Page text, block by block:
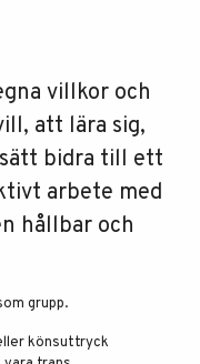
villkor och
att lära sig,
sätt bidra till ett
arbete med
hållbar och
grupp.
könsuttryck